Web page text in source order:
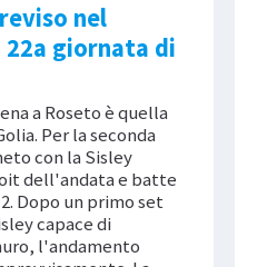
nel
giornata di
a Roseto è quella
Per la seconda
con la Sisley
dell'andata e batte
Dopo un primo set
capace di
l'andamento